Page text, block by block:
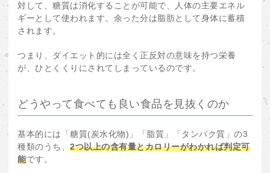
対して、糖質は消化することが可能で、人体の主要エネル
ギーとして使われます。余った分は脂肪として身体に蓄積
されます。
つまり、ダイエット的には全く正反対の意味を持つ栄養
が、ひとくくりにされてしまっているのです。
どうやって食べても良い食品を見抜くのか
基本的には「糖質(炭水化物)」「脂質」「タンパク質」の3
種類のうち、 2つ以上の含有量とカロリーがわかれば判定可
能です。